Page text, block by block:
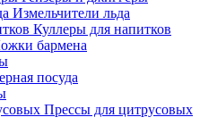
Измельчители льда
Куллеры для напитков
бармена
посуда
Прессы для цитрусовых